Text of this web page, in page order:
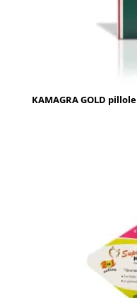
KAMAGRA GOLD pillole